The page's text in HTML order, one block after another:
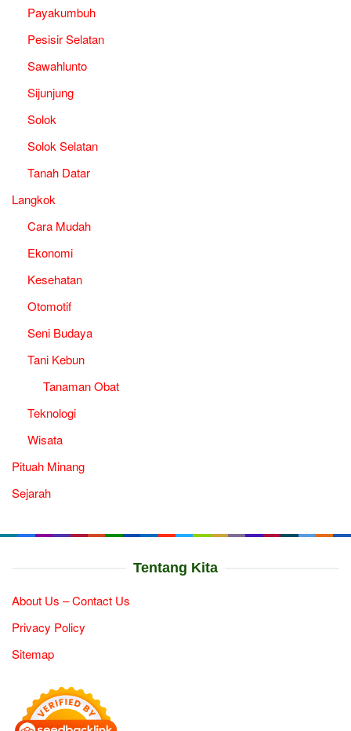
Payakumbuh
Pesisir Selatan
Sawahlunto
Sijunjung
Solok
Solok Selatan
Tanah Datar
Langkok
Cara Mudah
Ekonomi
Kesehatan
Otomotif
Seni Budaya
Tani Kebun
Tanaman Obat
Teknologi
Wisata
Pituah Minang
Sejarah
Tentang Kita
About Us – Contact Us
Privacy Policy
Sitemap